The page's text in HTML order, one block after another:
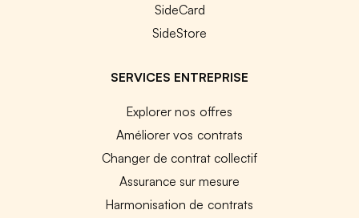
SideCard
SideStore
SERVICES ENTREPRISE
Explorer nos offres
Améliorer vos contrats
Changer de contrat collectif
Assurance sur mesure
Harmonisation de contrats